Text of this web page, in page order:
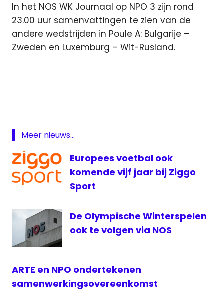
In het NOS WK Journaal op NPO 3 zijn rond
23.00 uur samenvattingen te zien van de
andere wedstrijden in Poule A: Bulgarije –
Zweden en Luxemburg – Wit-Rusland.
voetbal
Nederland
NOS
NPO
Oranje
voetbal
WK
Meer nieuws...
Europees voetbal ook
komende vijf jaar bij Ziggo
Sport
De Olympische Winterspelen
ook te volgen via NOS
ARTE en NPO ondertekenen
samenwerkingsovereenkomst